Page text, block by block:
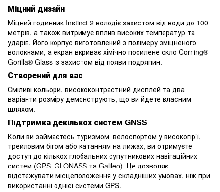
Міцний дизайн
Міцний годинник Instinct 2 володіє захистом від води до 100
метрів, а також витримує вплив високих температур та
ударів. Його корпус виготовлений з полімеру зміцненого
волокнами, а екран вкриває хімічно посилене скло Corning®
Gorilla® Glass із захистом від появи подряпин.
Створений для вас
Сміливі кольори, висококонтрастний дисплей та два
варіанти розміру демонструють, що ви йдете власним
шляхом.
Підтримка декількох систем GNSS
Коли ви займаєтесь туризмом, велоспортом у високогір’ї,
трейловим бігом або катанням на лижах, ви отримуєте
доступ до кількох глобальних супутникових навігаційних
систем (GPS, GLONASS та Galileo). Це дозволяє
відстежувати місцеположення у складніших умовах, ніж при
використанні однієї системи GPS.